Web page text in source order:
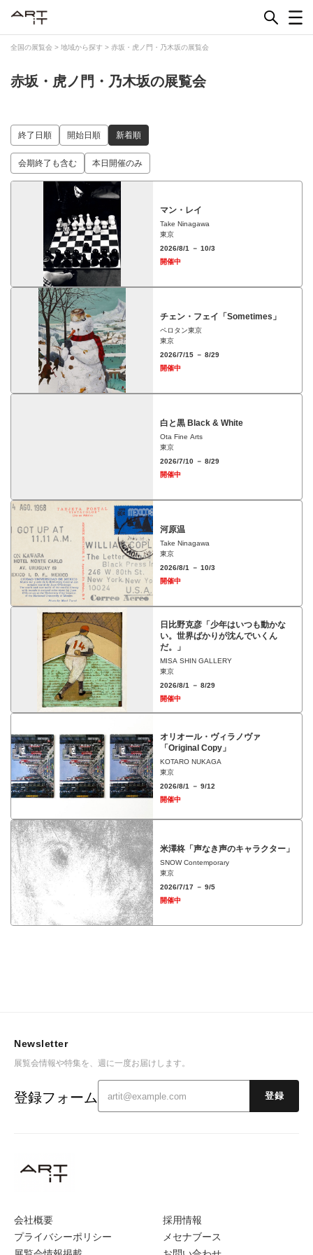
全国の展覧会 > 地域から探す > 赤坂・虎ノ門・乃木坂の展覧会
赤坂・虎ノ門・乃木坂の展覧会
終了日順 開始日順 新着順
会期終了も含む 本日開催のみ
マン・レイ
Take Ninagawa
東京
2026/8/1 － 10/3
開催中
チェン・フェイ「Sometimes」
ペロタン東京
東京
2026/7/15 － 8/29
開催中
白と黒 Black & White
Ota Fine Arts
東京
2026/7/10 － 8/29
開催中
河原温
Take Ninagawa
東京
2026/8/1 － 10/3
開催中
日比野克彦「少年はいつも動かな
い。世界ばかりが沈んでいくん
だ。」
MISA SHIN GALLERY
東京
2026/8/1 － 8/29
開催中
オリオール・ヴィラノヴァ
「Original Copy」
KOTARO NUKAGA
東京
2026/8/1 － 9/12
開催中
米澤柊「声なき声のキャラクター」
SNOW Contemporary
東京
2026/7/17 － 9/5
開催中
会社概要
プライバシーポリシー
採用情報
メセナブース
Newsletter
展覧会情報や特集を、週に一度お届けします。
登録フォーム 登録